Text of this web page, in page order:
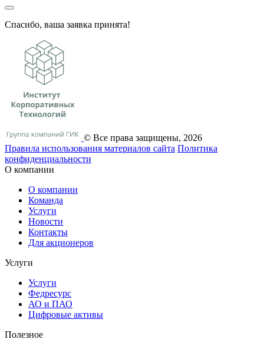
Спасибо, ваша заявка принята!
© Все права защищены, 2026
Правила использования материалов сайта Политика
конфиденциальности
О компании
О компании
Команда
Услуги
Новости
Контакты
Для акционеров
Услуги
Услуги
Федресурс
АО и ПАО
Цифровые активы
Полезное